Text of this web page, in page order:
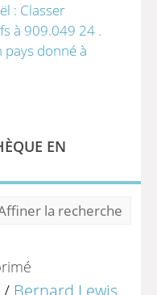
: Classer
à 909.049 24 .
pays donné à
EN
la recherche
/ Bernard Lewis